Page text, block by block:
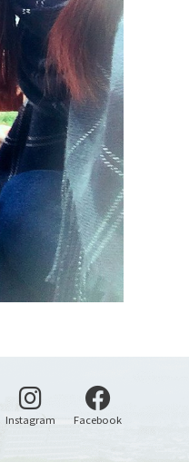
Instagram 別ウィンドウで開く
Facebook別ウィンドウ